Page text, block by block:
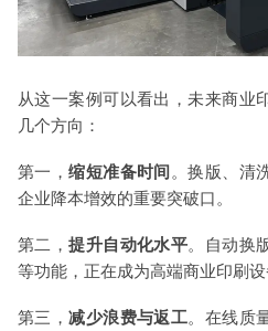
从这一案例可以看出，未来商业
几个方向：
第一，缩短准备时间。换版、清
企业降本增效的重要突破口。
第二，提升自动化水平。自动换
等功能，正在成为高端商业印刷设
第三，减少浪费与返工。在线质